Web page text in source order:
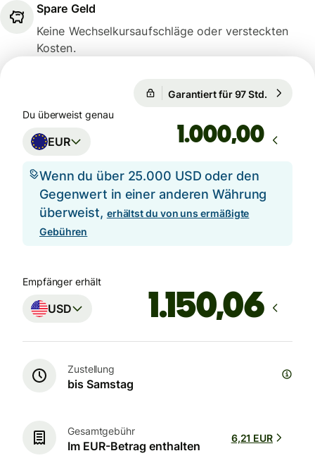
Spare Geld
Keine Wechselkursaufschläge oder versteckten
Kosten.
Garantiert für 97 Std.
Du überweist genau
EUR ,00
Wenn du über 25.000 USD oder den
Gegenwert in einer anderen Währung
überweist, erhältst du von uns ermäßigte
Gebühren
Empfänger erhält
USD
Zustellung
bis Samstag
Gesamtgebühr
Im EUR-Betrag enthalten
6,21 EUR